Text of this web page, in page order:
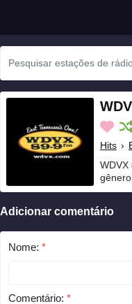
Hits ›
WDVX
Adicionar comentário
Nome: *
Comentário: *